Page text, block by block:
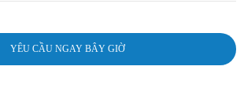
YÊU CẦU NGAY BÂY GIỜ